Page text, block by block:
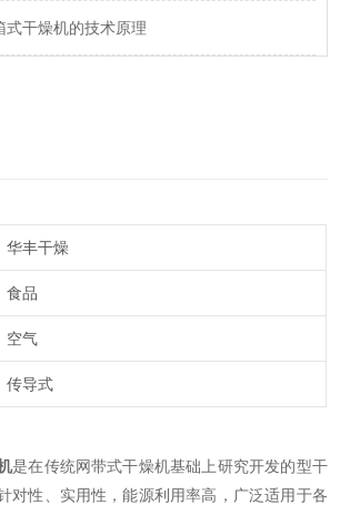
式干燥机的技术原理
华丰干燥
食品
空气
传导式
是在传统网带式干燥机基础上研究开发的型干
对性、实用性，能源利用率高，广泛适用于各